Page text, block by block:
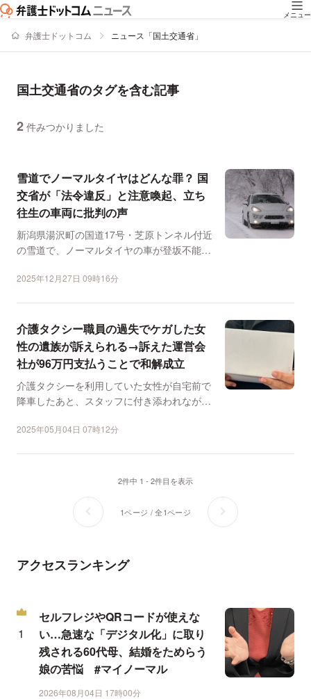
メニュー
弁護士ドットコム ニュース「国土交通省」
国土交通省のタグを含む記事
2 件みつかりました
雪道でノーマルタイヤはどんな罪？ 国
交省が「法令違反」と注意喚起、立ち
往生の車両に批判の声
新潟県湯沢町の国道17号・芝原トンネル付近
の雪道で、ノーマルタイヤの車が登坂不能に
2025年12月27日 09時16分
介護タクシー職員の過失でケガした女
性の遺族が訴えられる→訴えた運営会
社が96万円支払うことで和解成立
介護タクシーを利用していた女性が自宅前で
降車したあと、スタッフに付き添われながら
2025年05月04日 07時12分
2件中 1 - 2件目を表示
1ページ / 全1ページ
アクセスランキング
セルフレジやQRコードが使えな
い…急速な「デジタル化」に取り
残される60代母、結婚をためらう
娘の苦悩 #マイノーマル
2026年08月04日 17時00分